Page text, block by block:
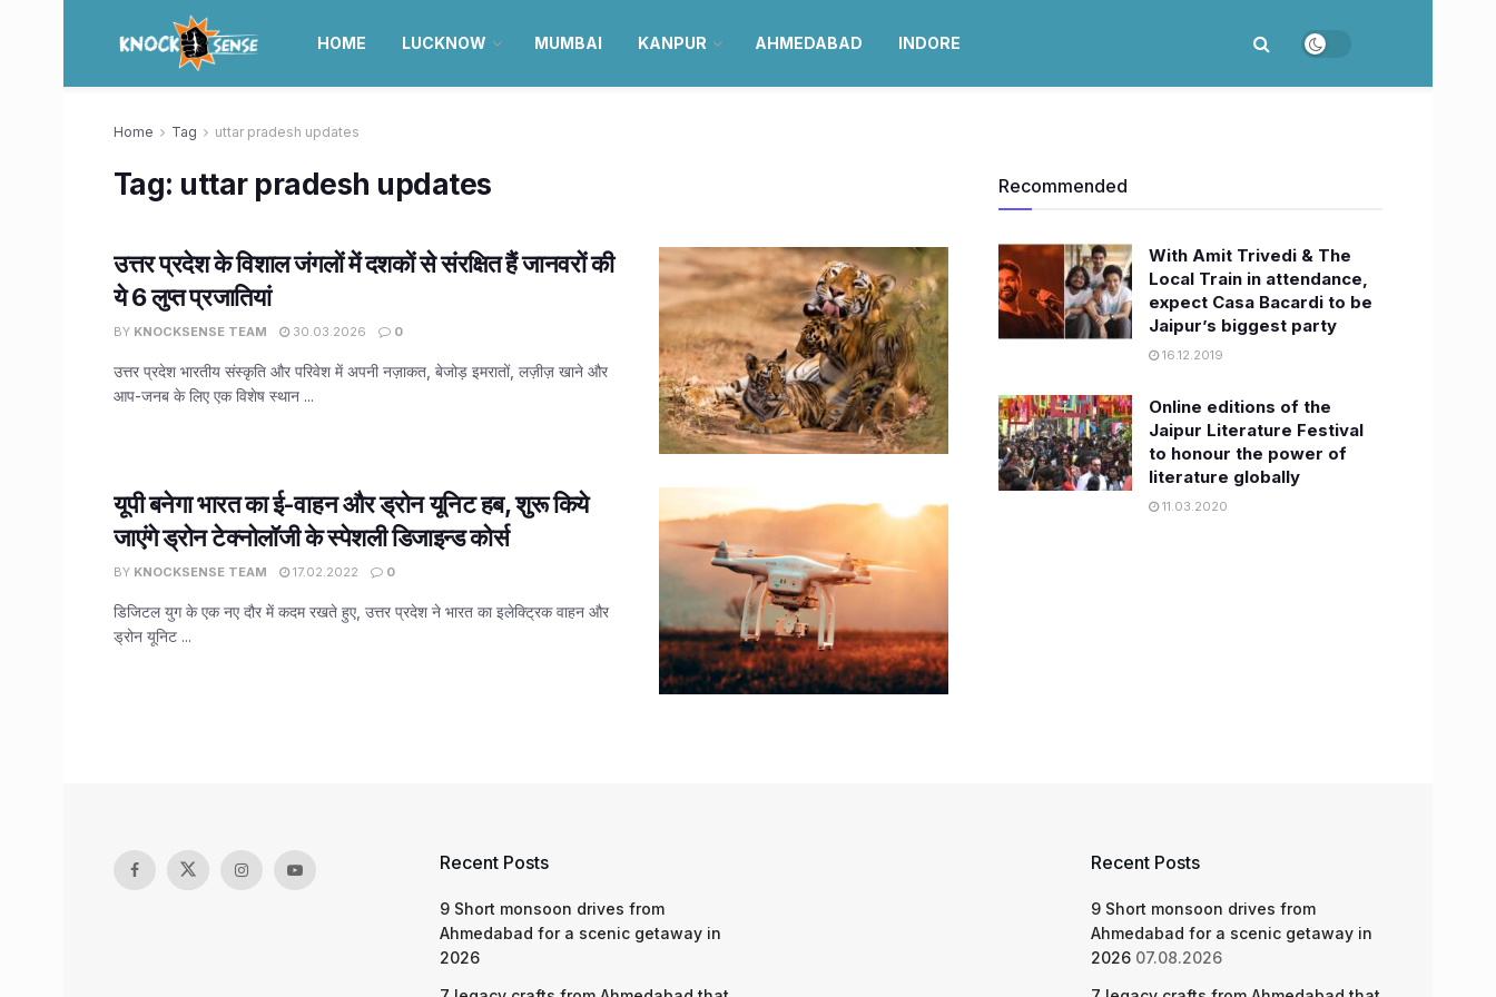
HOME LUCKNOW MUMBAI KANPUR AHMEDABAD INDORE
Home Tag uttar pradesh updates
Tag: uttar pradesh updates
उत्तर प्रदेश के विशाल जंगलों में दशकों से संरक्षित हैं जानवरों की
ये 6 लुप्त प्रजातियां
BY KNOCKSENSE TEAM 30.03.2026 0
उत्तर प्रदेश भारतीय संस्कृति और परिवेश में अपनी नज़ाकत, बेजोड़ इमरातों, लज़ीज़ खाने और
आप-जनब के लिए एक विशेष स्थान ...
यूपी बनेगा भारत का ई-वाहन और ड्रोन यूनिट हब, शुरू किये
जाएंगे ड्रोन टेक्नोलॉजी के स्पेशली डिजाइन्ड कोर्स
BY KNOCKSENSE TEAM 17.02.2022 0
डिजिटल युग के एक नए दौर में कदम रखते हुए, उत्तर प्रदेश ने भारत का इलेक्ट्रिक वाहन और
ड्रोन यूनिट ...
Recommended
With Amit Trivedi & The
Local Train in attendance,
expect Casa Bacardi to be
Jaipur’s biggest party
16.12.2019
Online editions of the
Jaipur Literature Festival
to honour the power of
literature globally
11.03.2020
Recent Posts
9 Short monsoon drives from
Ahmedabad for a scenic getaway in
2026
Recent Posts
9 Short monsoon drives from
Ahmedabad for a scenic getaway in
2026 07.08.2026